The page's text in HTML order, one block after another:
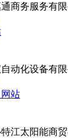
通商务服务有
动化设备有
江太阳能商